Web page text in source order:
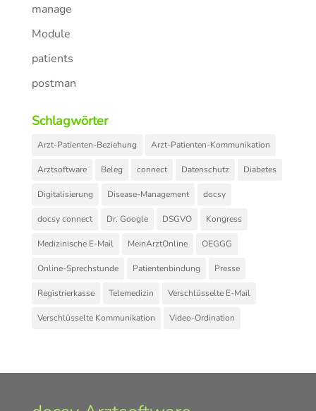
manage
Module
patients
postman
Schlagwörter
Arzt-Patienten-Beziehung Arzt-Patienten-Kommunikation
Arztsoftware Beleg connect Datenschutz Diabetes
Digitalisierung Disease-Management docsy
docsy connect Dr. Google DSGVO Kongress
Medizinische E-Mail MeinArztOnline OEGGG
Online-Sprechstunde Patientenbindung Presse
Registrierkasse Telemedizin Verschlüsselte E-Mail
Verschlüsselte Kommunikation Video-Ordination